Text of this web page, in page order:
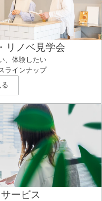
リノベ見学会
、体験したい
ラインナップ
ービス